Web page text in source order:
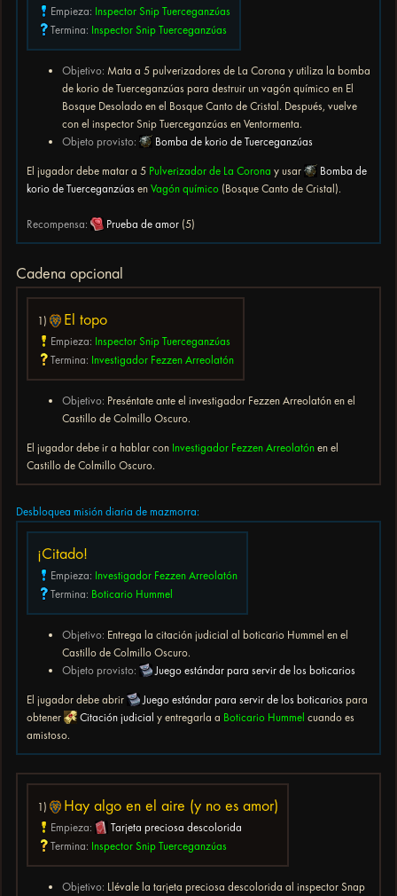
Empieza: Inspector Snip Tuerceganzúas
Termina: Inspector Snip Tuerceganzúas
Objetivo: Mata a 5 pulverizadores de La Corona y utiliza la bomba
de korio de Tuerceganzúas para destruir un vagón químico en El
Bosque Desolado en el Bosque Canto de Cristal. Después, vuelve
con el inspector Snip Tuerceganzúas en Ventormenta.
Objeto provisto:
Bomba de korio de Tuerceganzúas
El jugador debe matar a 5 Pulverizador de La Corona y usar
Bomba de
korio de Tuerceganzúas en Vagón químico (Bosque Canto de Cristal).
Recompensa: Prueba de amor (5)
Cadena opcional
1) El topo
Empieza: Inspector Snip Tuerceganzúas
Termina: Investigador Fezzen Arreolatón
Objetivo: Preséntate ante el investigador Fezzen Arreolatón en el
Castillo de Colmillo Oscuro.
El jugador debe ir a hablar con Investigador Fezzen Arreolatón en el
Castillo de Colmillo Oscuro.
Desbloquea misión diaria de mazmorra:
¡Citado!
Empieza: Investigador Fezzen Arreolatón
Termina: Boticario Hummel
Objetivo: Entrega la citación judicial al boticario Hummel en el
Castillo de Colmillo Oscuro.
Objeto provisto:
Juego estándar para servir de los boticarios
El jugador debe abrir Juego estándar para servir de los boticarios para
obtener
Citación judicial y entregarla a Boticario Hummel cuando es
amistoso.
1) Hay algo en el aire (y no es amor)
Empieza:
Tarjeta preciosa descolorida
Termina: Inspector Snip Tuerceganzúas
Objetivo: Llévale la tarjeta preciosa descolorida al inspector Snap